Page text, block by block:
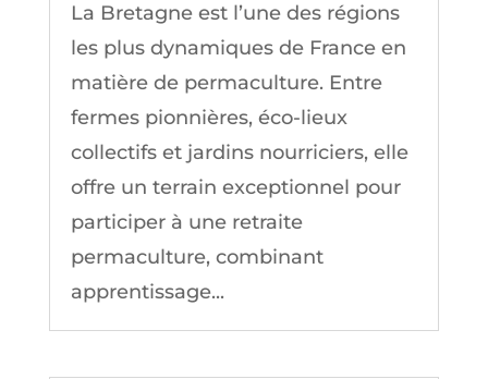
La Bretagne est l’une des régions
les plus dynamiques de France en
matière de permaculture. Entre
fermes pionnières, éco-lieux
collectifs et jardins nourriciers, elle
offre un terrain exceptionnel pour
participer à une retraite
permaculture, combinant
apprentissage...